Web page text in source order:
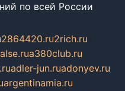
по всей России
2864420.ru2rich.ru
a380club.ru
adler-jun.ruadonyev.ru
argentinamia.ru